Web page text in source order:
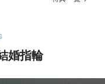
婚指輪